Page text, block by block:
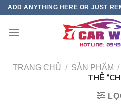
Chuyển
phần
ADD ANYTHING HERE OR JUST
TRANG CHỦ / SẢN PHẨM /
THẺ